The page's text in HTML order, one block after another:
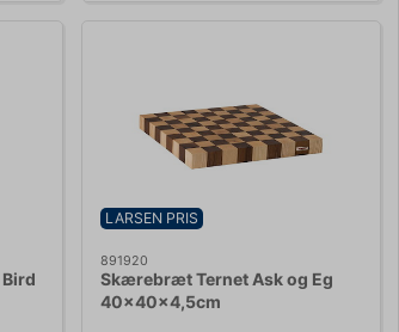
LARSEN PRIS
891920
Skærebræt Ternet Ask og Eg
40x40x4,5cm